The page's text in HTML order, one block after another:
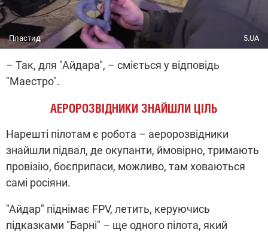
Пластид 5.UA
– Так, для "Айдара", – сміється у відповідь
"Маестро".
АЕРОРОЗВІДНИКИ ЗНАЙШЛИ ЦІЛЬ
Нарешті пілотам є робота – аеророзвідники
знайшли підвал, де окупанти, ймовірно, тримають
провізію, боєприпаси, можливо, там ховаються
самі росіяни.
"Айдар" піднімає FPV, летить, керуючись
підказками "Барні" – ще одного пілота, який